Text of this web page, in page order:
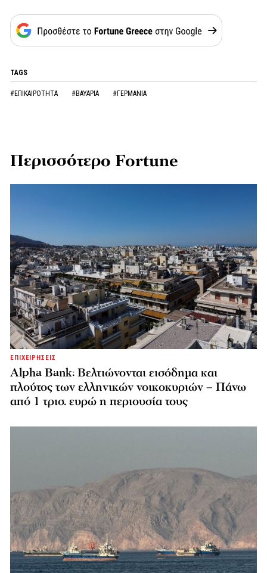
TAGS
#ΕΠΙΚΑΙΡΟΤΗΤΑ #ΒΑΥΑΡΙΑ #ΓΕΡΜΑΝΙΑ
Περισσότερο Fortune
ΕΠΙΧΕΙΡΗΣΕΙΣ
Alpha Bank: Βελτιώνονται εισόδημα και
πλούτος των ελληνικών νοικοκυριών – Πάνω
από 1 τρισ. ευρώ η περιουσία τους